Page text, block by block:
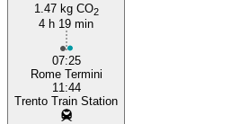
1.47 kg CO2
4 h 19 min
07:25
Rome Termini
11:44
Trento Train Station